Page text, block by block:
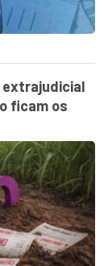
extrajudicial
ficam os